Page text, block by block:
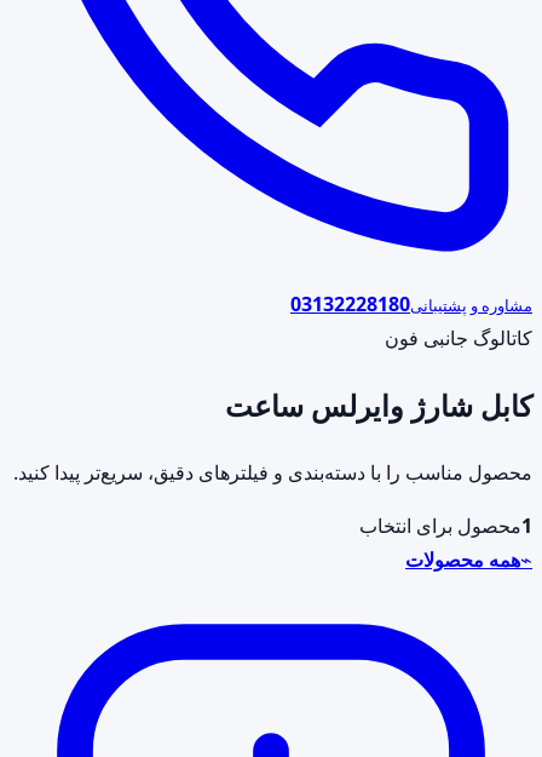
مشاوره و پشتیبانی03132228180
کاتالوگ جانبی فون
کابل شارژ وایرلس ساعت
محصول مناسب را با دسته‌بندی و فیلترهای دقیق، سریع‌تر پیدا کنید.
1محصول برای انتخاب
⌁همه محصولات